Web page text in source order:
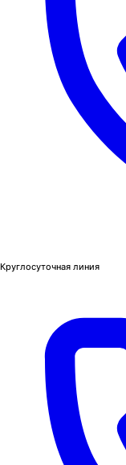
Круглосуточная линия